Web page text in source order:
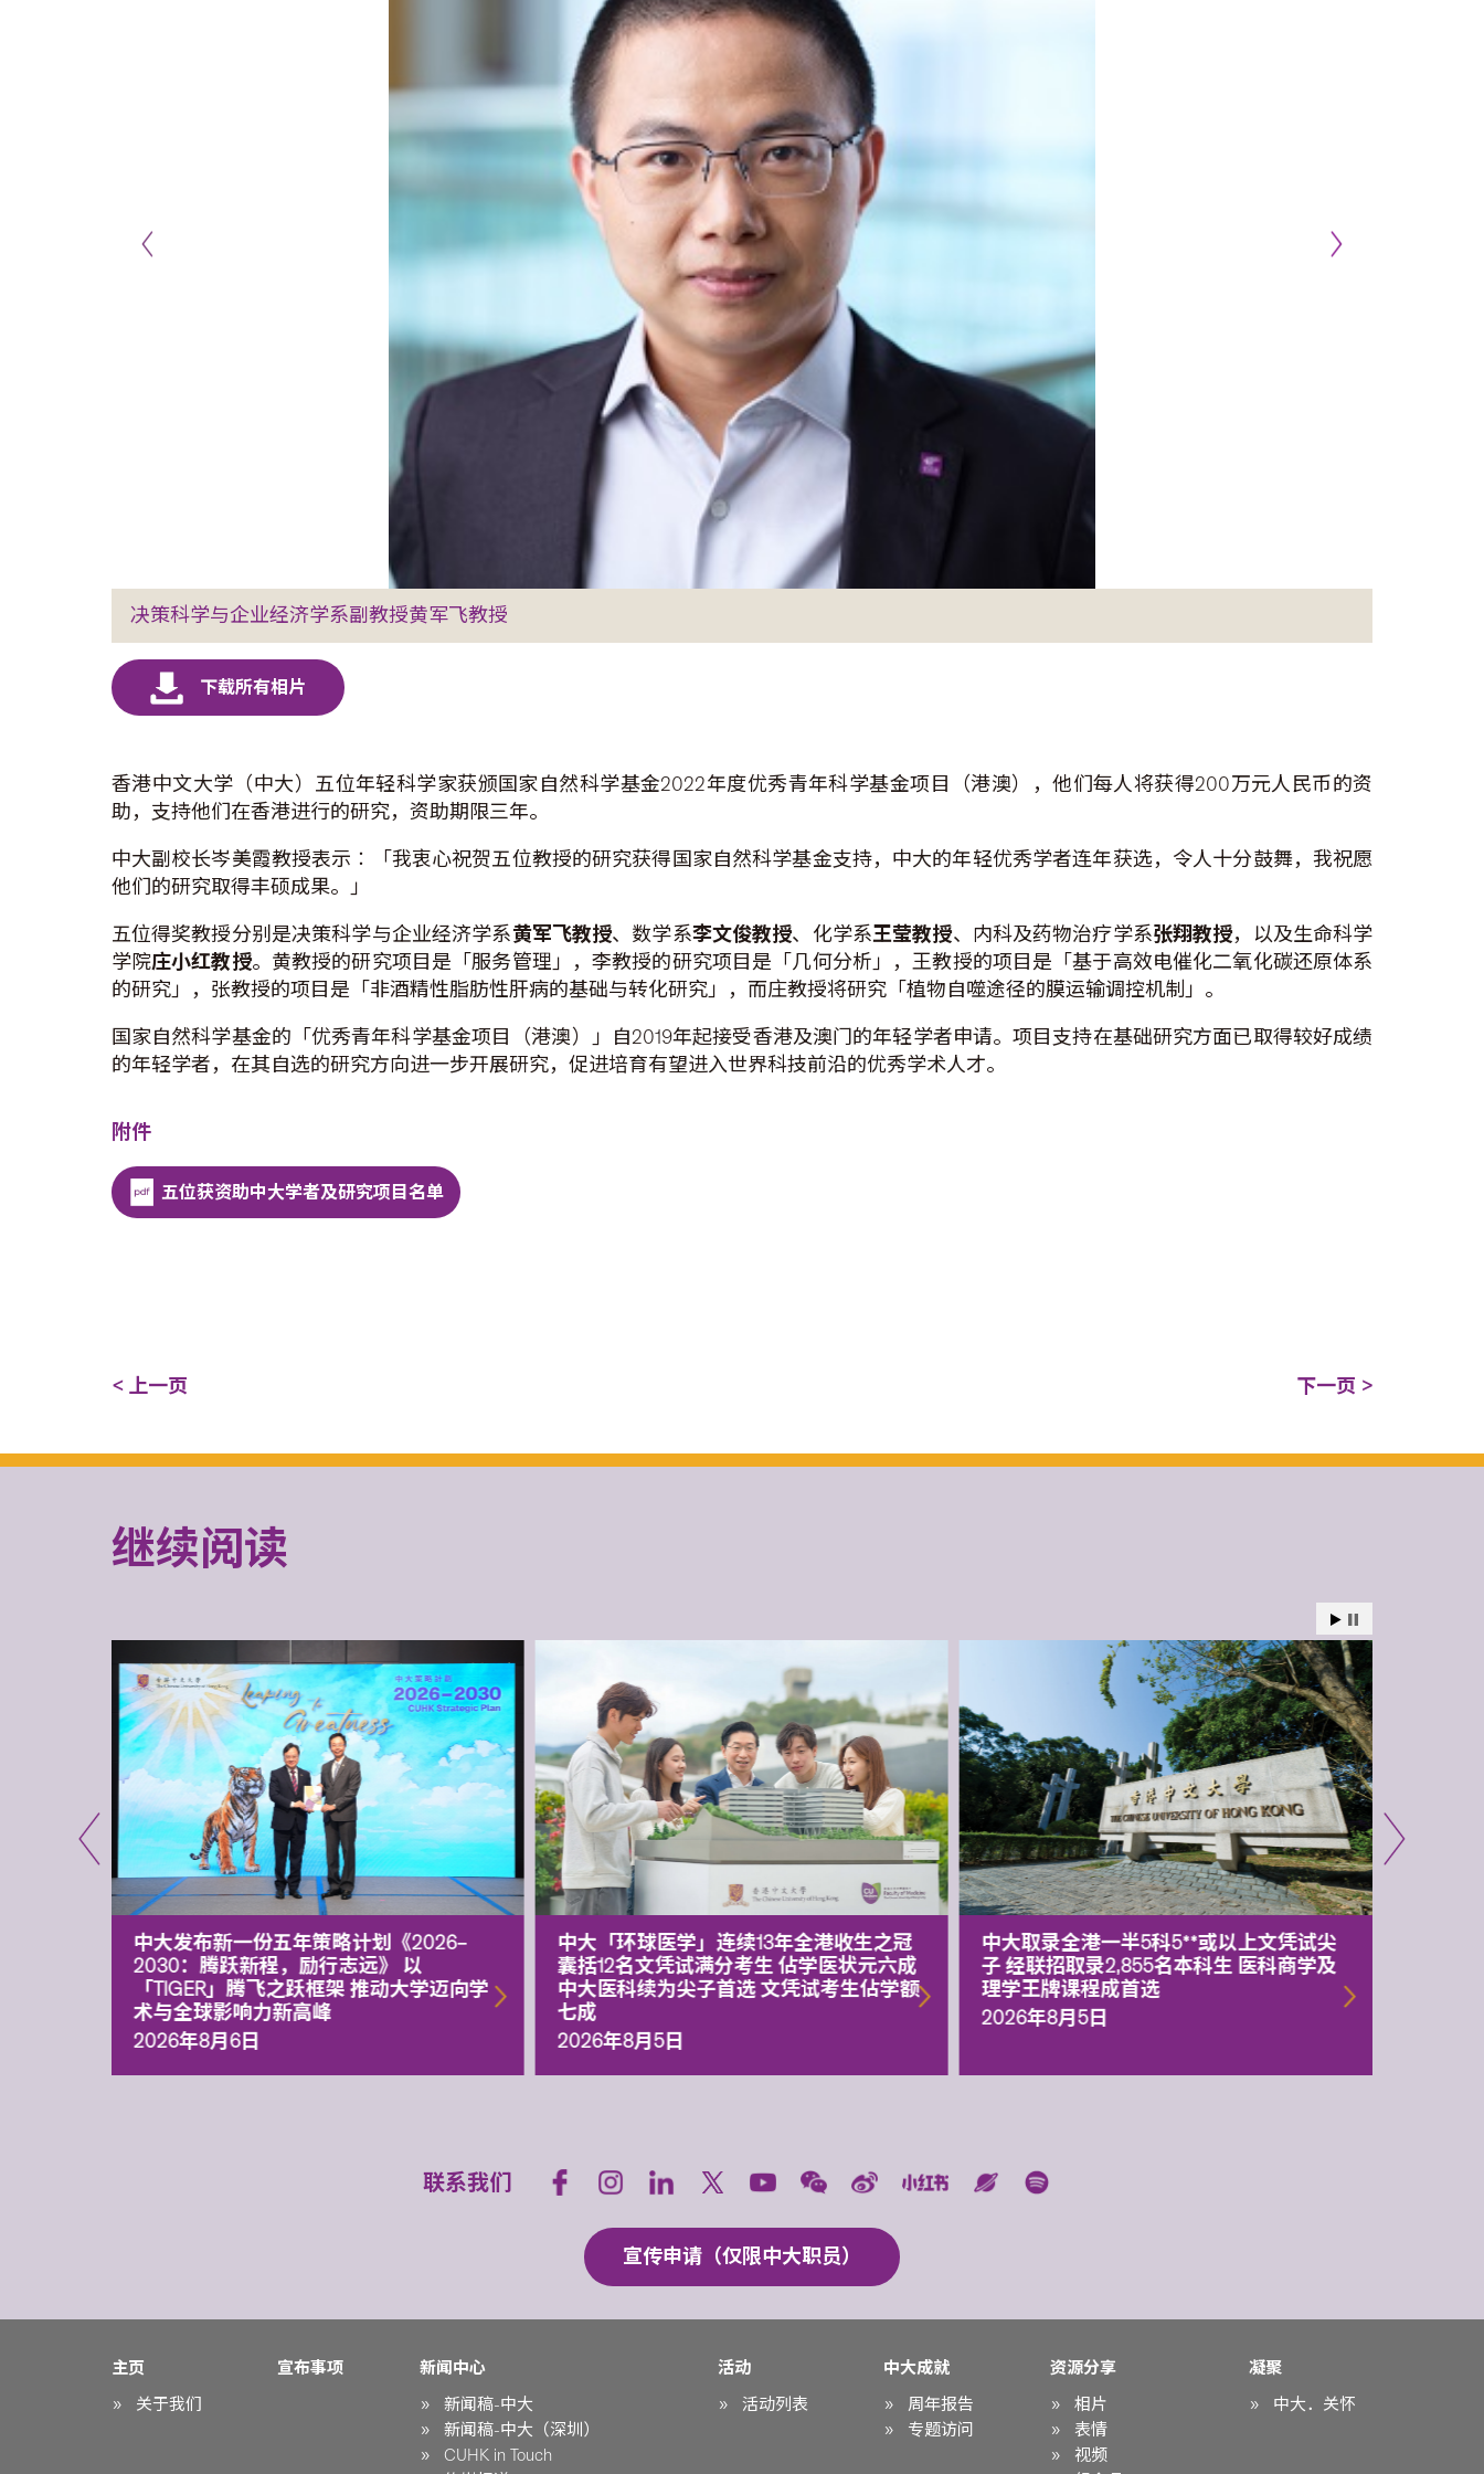
决策科学与企业经济学系副教授黄军飞教授
香港中文大学（中大）五位年轻科学家获颁国家自然科学基金2022年度优秀青年科学基金项目（港澳），他们每人将获得200万元人民币的资
助，支持他们在香港进行的研究，资助期限三年。
中大副校长岑美霞教授表示︰「我衷心祝贺五位教授的研究获得国家自然科学基金支持，中大的年轻优秀学者连年获选，令人十分鼓舞，我祝愿
他们的研究取得丰硕成果。」
五位得奖教授分别是决策科学与企业经济学系黄军飞教授、数学系李文俊教授、化学系王莹教授、内科及药物治疗学系张翔教授，以及生命科学
学院庄小红教授。黄教授的研究项目是「服务管理」，李教授的研究项目是「几何分析」，王教授的项目是「基于高效电催化二氧化碳还原体系
的研究」，张教授的项目是「非酒精性脂肪性肝病的基础与转化研究」，而庄教授将研究「植物自噬途径的膜运输调控机制」。
国家自然科学基金的「优秀青年科学基金项目（港澳）」自2019年起接受香港及澳门的年轻学者申请。项目支持在基础研究方面已取得较好成绩
的年轻学者，在其自选的研究方向进一步开展研究，促进培育有望进入世界科技前沿的优秀学术人才。
附件
五位获资助中大学者及研究项目名单
< 上一页 下一页 >
继续阅读
中大发布新一份五年策略计划《2026‒
2030：腾跃新程，励行志远》 以
「TIGER」腾飞之跃框架 推动大学迈向学
术与全球影响力新高峰
2026年8月6日
中大「环球医学」连续13年全港收生之冠
囊括12名文凭试满分考生 佔学医状元六成
中大医科续为尖子首选 文凭试考生佔学额
七成
2026年8月5日
中大取录全港一半5科5**或以上文凭试尖
子 经联招取录2,855名本科生 医科商学及
理学王牌课程成首选
2026年8月5日
联系我们
宣传申请（仅限中大职员）
主页
关于我们
宣布事项
新闻中心
新闻稿-中大
新闻稿-中大（深圳）
CUHK in Touch
活动
活动列表
中大成就
周年报告
专题访问
资源分享
相片
表情
视频
凝聚
中大．关怀